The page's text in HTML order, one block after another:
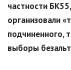
частности
организовали
подчиненного,
выборы